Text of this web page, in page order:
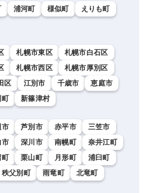
浦河町 様似町
えりも町
札幌市東区
札幌市白石区
札幌市西区
札幌市厚別区
区 江別市 千歳市
恵庭市
町 新篠津村
市 芦別市 赤平市
三笠市
市 深川市 南幌町
奈井江町
町 栗山町 月形町
浦臼町
秩父別町 雨竜町
北竜町